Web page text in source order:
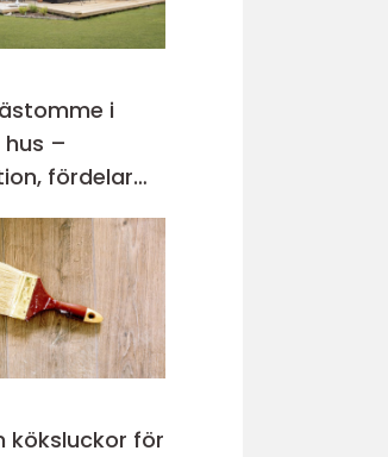
i
–
fördelar
för
köksluckor för